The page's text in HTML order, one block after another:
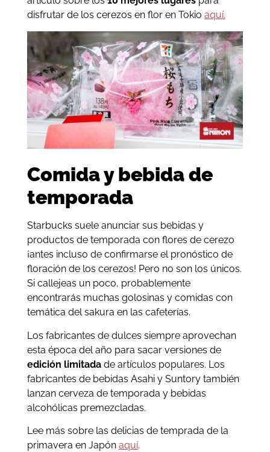
disfrutar de los cerezos en flor en Tokio aquí.
Comida y bebida de
temporada
Starbucks suele anunciar sus bebidas y
productos de temporada con flores de cerezo
¡antes incluso de confirmarse el pronóstico de
floración de los cerezos! Pero no son los únicos.
Si callejeas un poco, probablemente
encontrarás muchas golosinas y comidas con
temática del sakura en las cafeterías.
Los fabricantes de dulces siempre aprovechan
esta época del año para sacar versiones de
edición limitadade artículos populares. Los
fabricantes de bebidas Asahi y Suntory también
lanzan cerveza de temporada y bebidas
alcohólicas premezcladas.
Lee más sobre las delicias de temprada de la
primavera en Japón aquí.